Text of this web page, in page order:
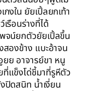
งใน ยัยเปิ้ลยกเท้า
รือนร่างที่ได้
จน์ยกตัวยัยเปิ้ลขึ้น
องข้าง แบะอ้าจน
ย อาจารย์ขา หนู
แข็งโด่ชี้มาที่รูหีตัว
ปิดสนิท น้ำเงี่ยน